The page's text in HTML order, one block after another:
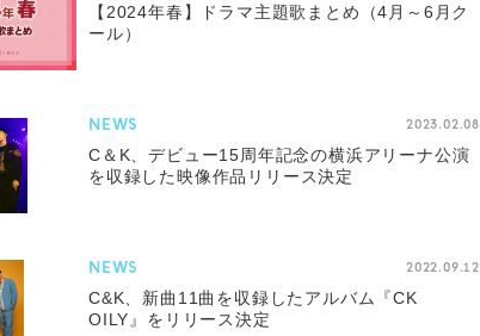
【2024年春】ドラマ主題歌まとめ（4月～6月ク
ール）
NEWS 2023.02.08
C＆K、デビュー15周年記念の横浜アリーナ公演
を収録した映像作品リリース決定
NEWS 2022.09.12
C&K、新曲11曲を収録したアルバム『CK
OILY』をリリース決定